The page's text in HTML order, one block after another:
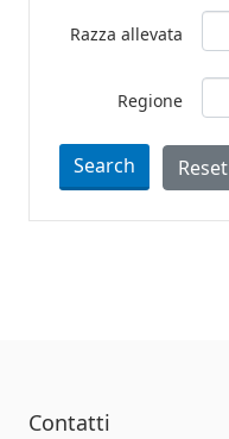
Razza allevata
Regione
Search Reset
Contatti